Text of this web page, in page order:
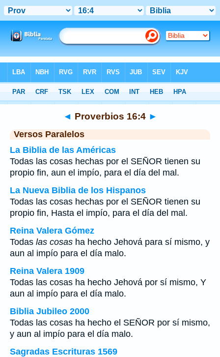
>Proverbios Capítulo 16 > Verso 4
◄ Proverbios 16:4 ►
Versos Paralelos
La Biblia de las Américas
Todas las cosas hechas por el SEÑOR tienen su
propio fin, aun el impío, para el día del mal.
La Nueva Biblia de los Hispanos
Todas las cosas hechas por el SEÑOR tienen su
propio fin, Hasta el impío, para el día del mal.
Reina Valera Gómez
Todas las cosas ha hecho Jehová para sí mismo, y
aun al impío para el día malo.
Reina Valera 1909
Todas las cosas ha hecho Jehová por sí mismo, Y
aun al impío para el día malo.
Biblia Jubileo 2000
Todas las cosas ha hecho el SEÑOR por sí mismo,
y aun al impío para el día malo.
Sagradas Escrituras 1569